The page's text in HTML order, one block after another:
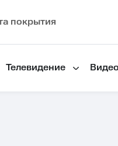
покрытия
Телевидение